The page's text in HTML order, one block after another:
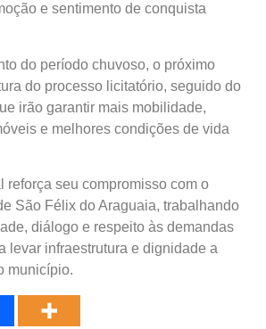
e sentimento de conquista
do período chuvoso, o próximo
do processo licitatório, seguido do
irão garantir mais mobilidade,
e melhores condições de vida
reforça seu compromisso com o
São Félix do Araguaia, trabalhando
diálogo e respeito às demandas
levar infraestrutura e dignidade a
município.